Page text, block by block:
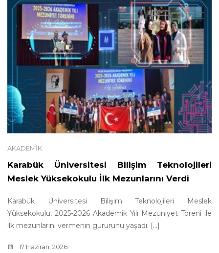
AKADEMIK
Karabük Üniversitesi Bilişim Teknolojileri
Meslek Yüksekokulu İlk Mezunlarını Verdi
Karabük Üniversitesi Bilişim Teknolojileri Meslek
Yüksekokulu, 2025-2026 Akademik Yılı Mezuniyet Töreni ile
ilk mezunlarını vermenin gururunu yaşadı. [...]
17 Haziran, 2026